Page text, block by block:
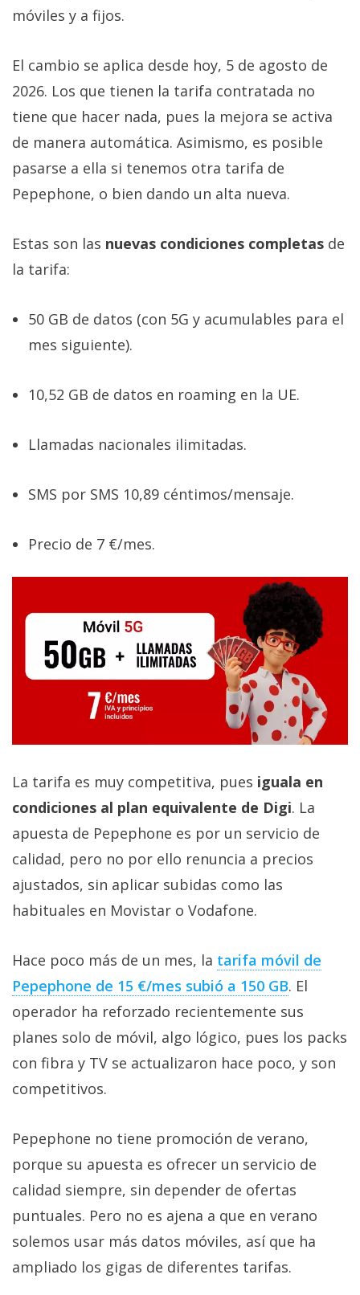
móviles y a fijos.
El cambio se aplica desde hoy, 5 de agosto de
2026. Los que tienen la tarifa contratada no
tiene que hacer nada, pues la mejora se activa
de manera automática. Asimismo, es posible
pasarse a ella si tenemos otra tarifa de
Pepephone, o bien dando un alta nueva.
Estas son las nuevas condiciones completas de
la tarifa:
50 GB de datos (con 5G y acumulables para el
mes siguiente).
10,52 GB de datos en roaming en la UE.
Llamadas nacionales ilimitadas.
SMS por SMS 10,89 céntimos/mensaje.
Precio de 7 €/mes.
La tarifa es muy competitiva, pues iguala en
condiciones al plan equivalente de Digi. La
apuesta de Pepephone es por un servicio de
calidad, pero no por ello renuncia a precios
ajustados, sin aplicar subidas como las
habituales en Movistar o Vodafone.
Hace poco más de un mes, la tarifa móvil de
Pepephone de 15 €/mes subió a 150 GB‎. El
operador ha reforzado recientemente sus
planes solo de móvil, algo lógico, pues los packs
con fibra y TV se actualizaron hace poco, y son
competitivos.
Pepephone no tiene promoción de verano,
porque su apuesta es ofrecer un servicio de
calidad siempre, sin depender de ofertas
puntuales. Pero no es ajena a que en verano
solemos usar más datos móviles, así que ha
ampliado los gigas de diferentes tarifas.